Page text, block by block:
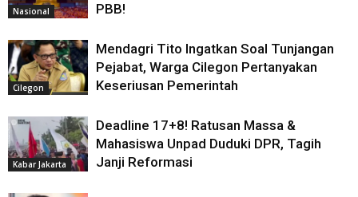
Nasional
PBB!
Cilegon
Mendagri Tito Ingatkan Soal Tunjangan
Pejabat, Warga Cilegon Pertanyakan
Keseriusan Pemerintah
Kabar Jakarta
Deadline 17+8! Ratusan Massa &
Mahasiswa Unpad Duduki DPR, Tagih
Janji Reformasi